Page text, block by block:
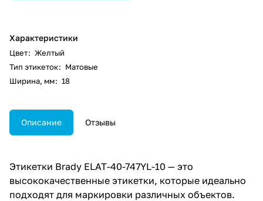
Характеристики
Цвет: Желтый
Тип этикеток: Матовые
Ширина, мм: 18
Описание Отзывы
Этикетки Brady ELAT-40-747YL-10 — это
высококачественные этикетки, которые идеально
подходят для маркировки различных объектов.